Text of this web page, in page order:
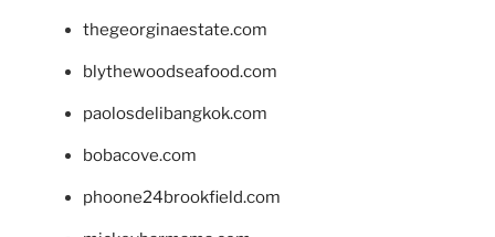
thegeorginaestate.com
blythewoodseafood.com
paolosdelibangkok.com
bobacove.com
phoone24brookfield.com